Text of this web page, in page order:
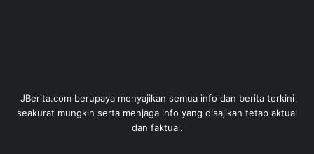
JBerita.com berupaya menyajikan semua info dan berita terkini
seakurat mungkin serta menjaga info yang disajikan tetap aktual
dan faktual.